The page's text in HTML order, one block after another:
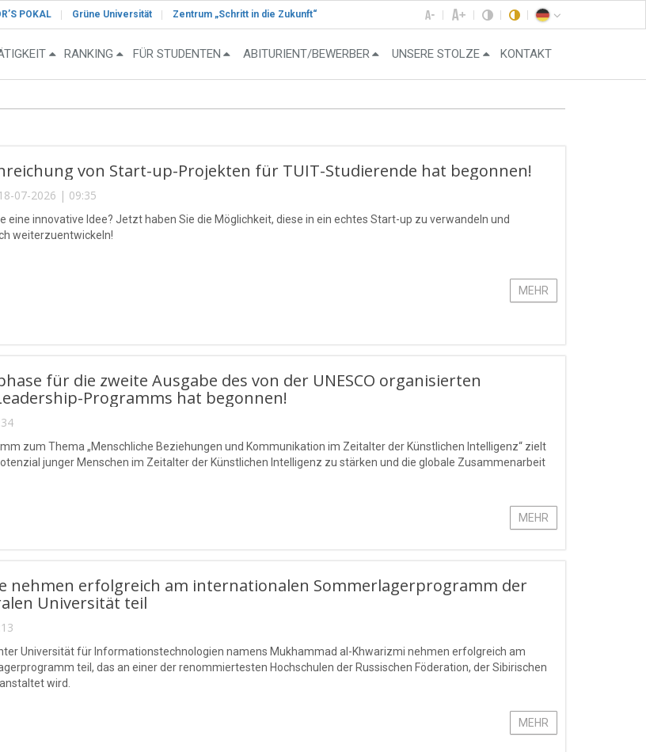
POKAL Grüne Universität Zentrum „Schritt in die Zukunft“
RANKING FÜR STUDENTEN ABITURIENT/BEWERBER UNSERE STOLZE KONTAKT
von Start-up-Projekten für TUIT-Studierende hat begonnen!
07-2026 | 09:35
eine innovative Idee? Jetzt haben Sie die Möglichkeit, diese in ein echtes Start-up zu verwandeln und
weiterzuentwickeln!
MEHR
für die zweite Ausgabe des von der UNESCO organisierten
Programms hat begonnen!
zum Thema „Menschliche Beziehungen und Kommunikation im Zeitalter der Künstlichen Intelligenz“ zielt
junger Menschen im Zeitalter der Künstlichen Intelligenz zu stärken und die globale Zusammenarbeit
MEHR
nehmen erfolgreich am internationalen Sommerlagerprogramm der
Universität teil
Universität für Informationstechnologien namens Mukhammad al-Khwarizmi nehmen erfolgreich am
teil, das an einer der renommiertesten Hochschulen der Russischen Föderation, der Sibirischen
wird.
MEHR